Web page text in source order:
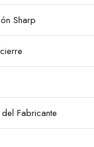
Sharp
Fabricante